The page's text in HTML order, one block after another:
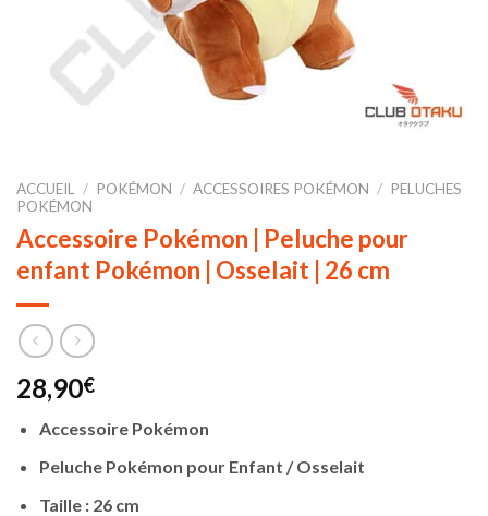
ACCUEIL / POKÉMON / ACCESSOIRES POKÉMON / PELUCHES
POKÉMON
Accessoire Pokémon | Peluche pour
enfant Pokémon | Osselait | 26 cm
28,90€
Accessoire Pokémon
Peluche Pokémon pour Enfant / Osselait
Taille : 26 cm